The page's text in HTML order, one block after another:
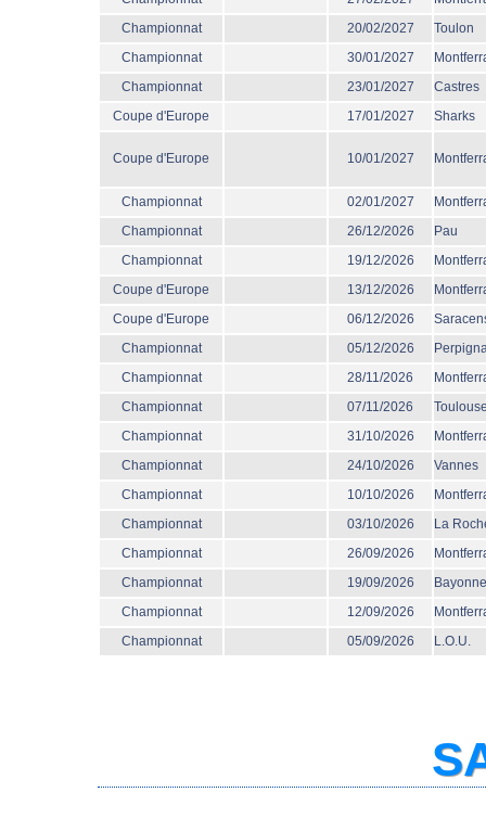
Championnat
20/02/2027
Toulon
Championnat
30/01/2027
Championnat
23/01/2027
Castres
Coupe d'Europe
17/01/2027 Sharks
Coupe d'Europe 10/01/2027
Championnat 02/01/2027
Championnat
26/12/2026
Pau
Championnat
19/12/2026
Coupe d'Europe
13/12/2026
Coupe d'Europe
06/12/2026
Championnat
05/12/2026
Championnat
28/11/2026
Championnat
07/11/2026
Championnat
31/10/2026
Championnat
24/10/2026
Vannes
Championnat
10/10/2026
Championnat
03/10/2026
La
Championnat
26/09/2026
Championnat
19/09/2026
Bayonne
Championnat
12/09/2026
Championnat
05/09/2026 L.O.U.